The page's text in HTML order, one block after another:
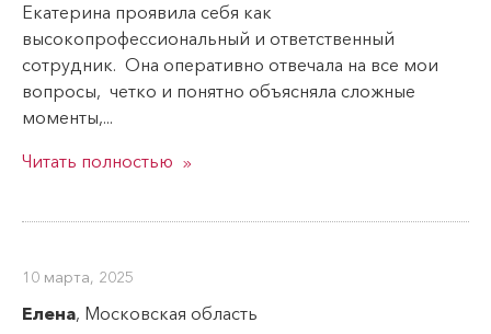
Бриджи, легинсы
Брюки женские
Комбинезоны
Комплекты
Беременных и кормящих
Майки топы
Платья
Екатерина проявила себя как
высокопрофессиональный и ответственный
сотрудник. Она оперативно отвечала на все мои
вопросы, четко и понятно объясняла сложные
моменты,...
Читать полностью
10 марта, 2025
Елена, Московская область
Контакты